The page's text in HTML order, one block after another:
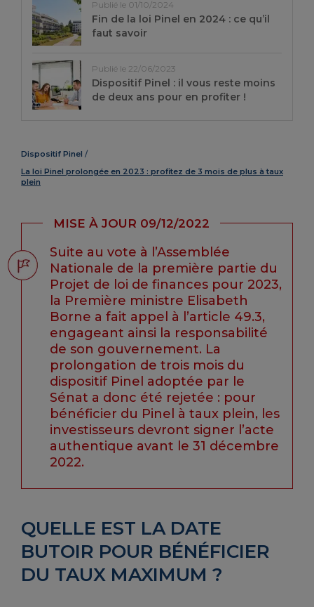
Dispositif Pinel
La loi Pinel prolongée en 2023 : profitez de 3 mois de plus à taux
plein
MISE À JOUR 09/12/2022
Suite au vote à l’Assemblée
Nationale de la première partie du
Projet de loi de finances pour 2023,
la Première ministre Elisabeth
Borne a fait appel à l’article 49.3,
engageant ainsi la responsabilité
de son gouvernement. La
prolongation de trois mois du
dispositif Pinel adoptée par le
Sénat a donc été rejetée : pour
bénéficier du Pinel à taux plein, les
investisseurs devront signer l’acte
authentique avant le 31 décembre
2022.
QUELLE EST LA DATE
BUTOIR POUR BÉNÉFICIER
DU TAUX MAXIMUM ?
Publié le 01/10/2024
Fin de la loi Pinel en 2024 : ce qu’il
faut savoir
Publié le 22/06/2023
Dispositif Pinel : il vous reste moins
de deux ans pour en profiter !